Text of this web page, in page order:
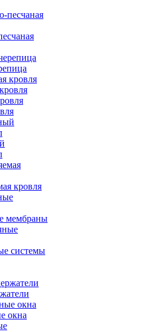
кровля
мембраны
системы
окна